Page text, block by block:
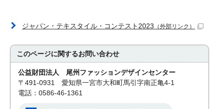
ジャパン・テキスタイル・コンテスト2023 （外部リンク）
このページに関するお問い合わせ
公益財団法人 尾州ファッションデザインセンター
〒491-0931 愛知県一宮市大和町馬引字南正亀4-1
電話：0586-46-1361